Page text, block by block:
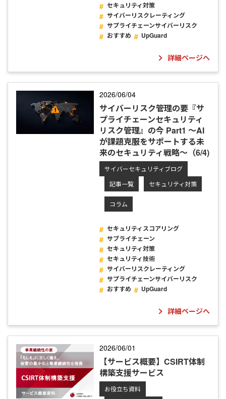
セキュリティ対策
サイバーリスクレーティング
サプライチェーンサイバーリスク
おすすめ
UpGuard
詳細ページへ
2026/06/04
サイバーリスク管理の要『サ
プライチェーンセキュリティ
リスク管理』の今 Part1 ～AI
が課題克服をサポートする未
来のセキュリティ戦略～（6/4)
サイバーセキュリティブログ
記事一覧
セキュリティ対策
コラム
セキュリティスコアリング
サプライチェーン
セキュリティ対策
セキュリティ技術
サイバーリスクレーティング
サプライチェーンサイバーリスク
おすすめ
UpGuard
詳細ページへ
2026/06/01
【サービス概要】CSIRT体制
構築支援サービス
お役立ち資料